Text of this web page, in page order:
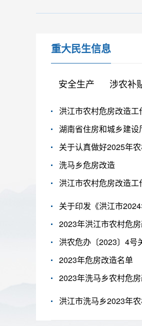
重大民生信息
安全生产 涉农补
湖南省住房和城乡建
关于认真做好2025年
洗马乡危房改造
洪江市农村危房改造
关于印发《洪江市
2023年洪江市农村危
洪农危办〔2023〕4号
2023年危房改造名单
2023年洗马乡农村危
洪江市洗马乡2023年